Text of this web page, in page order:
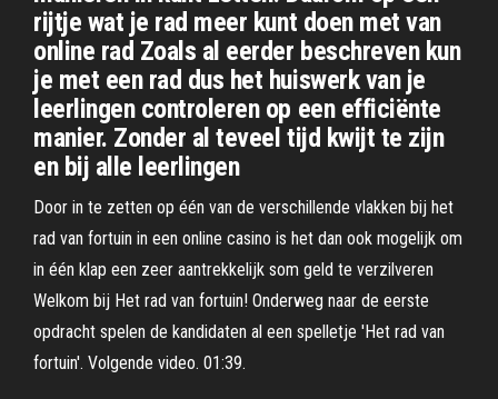
rijtje wat je rad meer kunt doen met van
online rad Zoals al eerder beschreven kun
je met een rad dus het huiswerk van je
leerlingen controleren op een efficiënte
manier. Zonder al teveel tijd kwijt te zijn
en bij alle leerlingen
Door in te zetten op één van de verschillende vlakken bij het
rad van fortuin in een online casino is het dan ook mogelijk om
in één klap een zeer aantrekkelijk som geld te verzilveren
Welkom bij Het rad van fortuin! Onderweg naar de eerste
opdracht spelen de kandidaten al een spelletje 'Het rad van
fortuin'. Volgende video. 01:39.